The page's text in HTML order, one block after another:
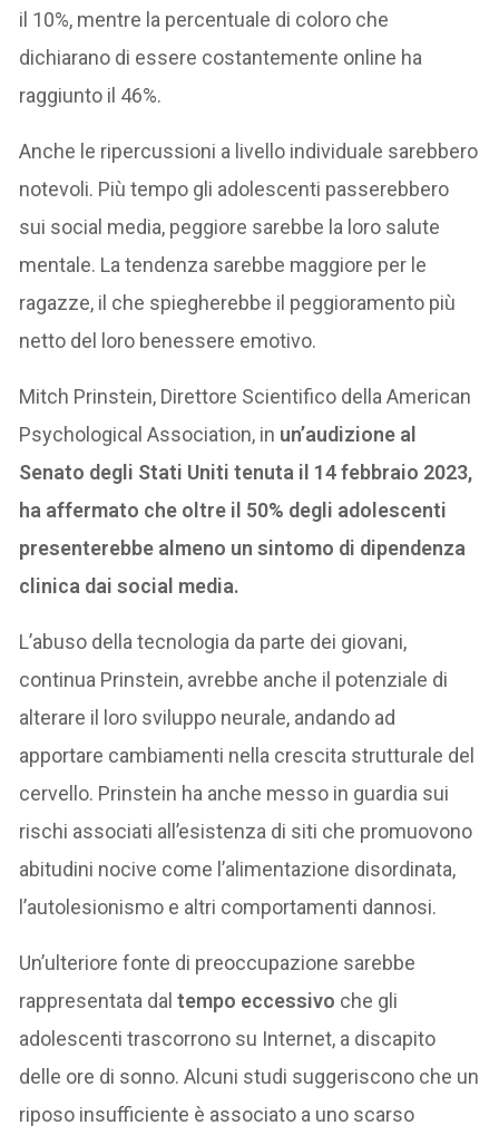
il 10%, mentre la percentuale di coloro che
dichiarano di essere costantemente online ha
raggiunto il 46%.
Anche le ripercussioni a livello individuale sarebbero
notevoli. Più tempo gli adolescenti passerebbero
sui social media, peggiore sarebbe la loro salute
mentale. La tendenza sarebbe maggiore per le
ragazze, il che spiegherebbe il peggioramento più
netto del loro benessere emotivo.
Mitch Prinstein, Direttore Scientifico della American
Psychological Association, in un’audizione al
Senato degli Stati Uniti tenuta il 14 febbraio 2023,
ha affermato che oltre il 50% degli adolescenti
presenterebbe almeno un sintomo di dipendenza
clinica dai social media.
L’abuso della tecnologia da parte dei giovani,
continua Prinstein, avrebbe anche il potenziale di
alterare il loro sviluppo neurale, andando ad
apportare cambiamenti nella crescita strutturale del
cervello. Prinstein ha anche messo in guardia sui
rischi associati all’esistenza di siti che promuovono
abitudini nocive come l’alimentazione disordinata,
l’autolesionismo e altri comportamenti dannosi.
Un’ulteriore fonte di preoccupazione sarebbe
rappresentata daltempo eccessivo che gli
adolescenti trascorrono su Internet, a discapito
delle ore di sonno. Alcuni studi suggeriscono che un
riposo insufficiente è associato a uno scarso